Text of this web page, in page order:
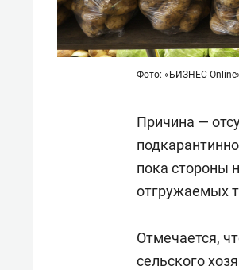
Фото: «БИЗНЕС
Причина —
пока стороны
отгружаемых
Отмечается,
сельского